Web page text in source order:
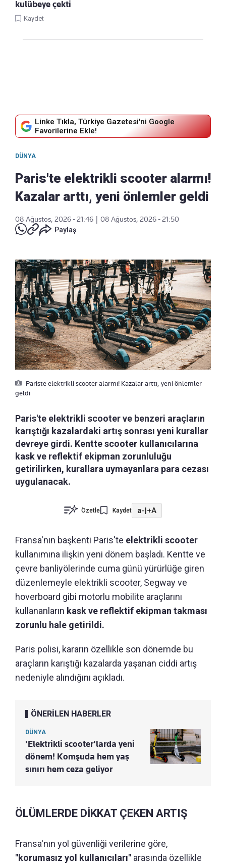
kulübeye çekti
Kaydet
Linke Tıkla, Türkiye Gazetesi'ni Google
Favorilerine Ekle!
DÜNYA
Paris'te elektrikli scooter alarmı!
Kazalar arttı, yeni önlemler geldi
08 Ağustos, 2026 - 21:46
08 Ağustos, 2026 - 21:50
Paylaş
Pariste elektrikli scooter alarmı! Kazalar arttı, yeni önlemler
geldi
Paris'te elektrikli scooter ve benzeri araçların
karıştığı kazalardaki artış sonrası yeni kurallar
devreye girdi. Kentte scooter kullanıcılarına
kask ve reflektif ekipman zorunluluğu
getirilirken, kurallara uymayanlara para cezası
uygulanacak.
Özetle Kaydet a-|+A
Fransa'nın başkenti Paris'te elektrikli scooter
kullanımına ilişkin yeni dönem başladı. Kentte ve
çevre banliyölerinde cuma günü yürürlüğe giren
düzenlemeyle elektrikli scooter, Segway ve
hoverboard gibi motorlu mobilite araçlarını
kullananların kask ve reflektif ekipman takması
zorunlu hale getirildi.
Paris polisi, kararın özellikle son dönemde bu
araçların karıştığı kazalarda yaşanan ciddi artış
nedeniyle alındığını açıkladı.
ÖNERİLEN HABERLER
DÜNYA
'Elektrikli scooter'larda yeni
dönem! Komşuda hem yaş
sınırı hem ceza geliyor
ÖLÜMLERDE DİKKAT ÇEKEN ARTIŞ
Fransa'nın yol güvenliği verilerine göre,
"korumasız yol kullanıcıları" arasında özellikle